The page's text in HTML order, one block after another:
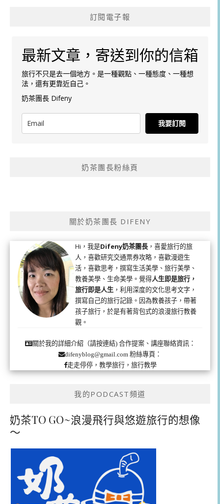
訂閱電子報
最新文章，寄送到你的信箱
旅行不只是去一個地方。是一種觀點、一種態度、一種想
法，還有更靠近自己。
奶茶團長 Difeny
我要訂閱
奶茶團長粉絲頁
關於奶茶團長 DIFENY
Hi，我是Difeny奶茶團長 ，喜愛旅行的旅
人，喜歡研究交通票券攻略，喜歡漫遊生
活，喜歡思考，撰寫生活美學、旅行美學、
教養美學、生命美學。覺得人生即是旅行，
旅行即是人生 ，利用深度的文化思考文字，
撰寫自己的旅行記錄。因為教養孩子，帶著
孩子旅行，於是有著背包式的浪漫旅行教養
觀。
關於我的詳細介紹（請按連結)合作提案、講座聯絡資訊：
difenyblog@gmail.com 粉絲專頁：
走走停停，教學旅行，旅行教學
我的PODCAST頻道
奶茶TO GO~浪漫飛行與悠遊旅行的想像
～